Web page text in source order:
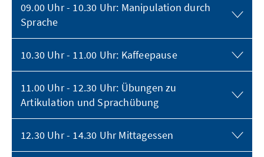
09.00 Uhr - 10.30 Uhr: Manipulation durch
Sprache
10.30 Uhr - 11.00 Uhr: Kaffeepause
11.00 Uhr - 12.30 Uhr: Übungen zu
Artikulation und Sprachübung
12.30 Uhr - 14.30 Uhr Mittagessen